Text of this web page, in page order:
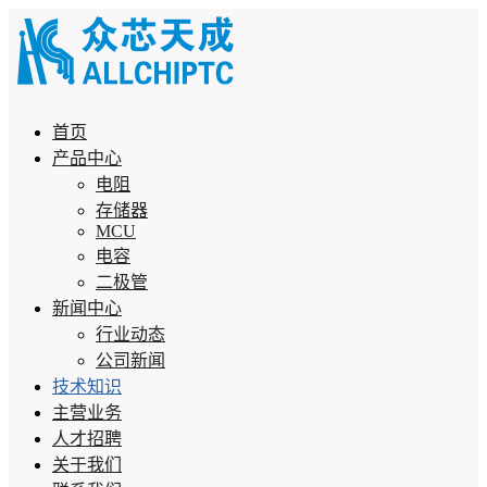
首页
产品中心
电阻
存储器
MCU
电容
二极管
新闻中心
行业动态
公司新闻
技术知识
主营业务
人才招聘
关于我们